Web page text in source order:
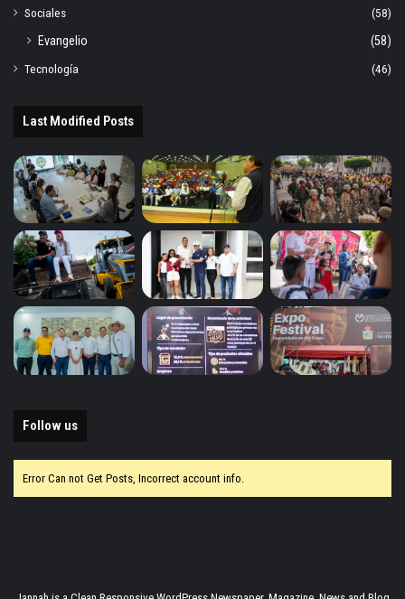
Sociales
(58)
Evangelio
(58)
Tecnología
(46)
Last Modified Posts
Follow us
Error Can not Get Posts, Incorrect account info.